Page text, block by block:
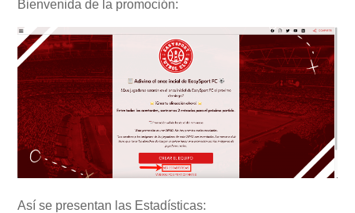
Bienvenida de la promoción:
Así se presentan las Estadísticas: